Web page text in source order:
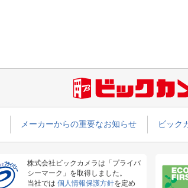
メーカーからの重要なお知らせ ビック
株式会社ビックカメラは「プライバ
シーマーク」を取得しました。
当社では 個人情報保護方針を定め